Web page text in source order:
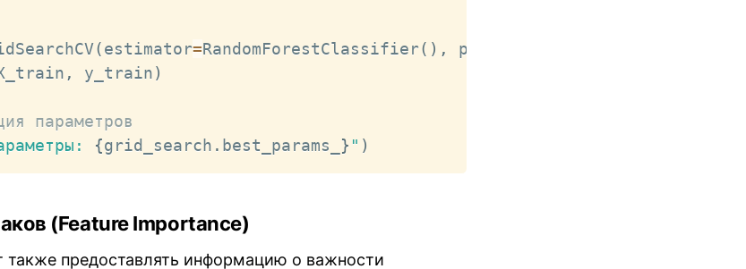
(estimator=RandomForestClassifier( ) , param_grid
, y_train)
параметров
{grid_search . best_params_ } " )
(Feature Importance)
также предоставлять информацию о важности